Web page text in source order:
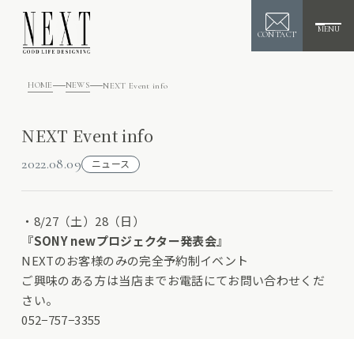
CONTACT
MENU
HOME NEWS NEXT Event info
NEXT Event info
2022.08.09 ニュース
・8/27（土）28（日）
『SONY newプロジェクター発表会』
NEXTのお客様のみの完全予約制イベント
ご興味のある方は当店までお電話にてお問い合わせくだ
さい。
052−757−3355